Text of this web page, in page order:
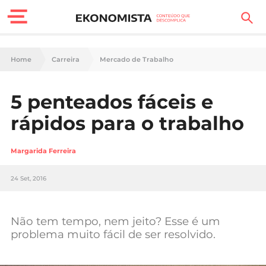
Finanças Pessoais
Carreira
Casa
Tecnologia
Home Carreira Mercado de Trabalho
5 penteados fáceis e
rápidos para o trabalho
Margarida Ferreira
24 Set, 2016
Não tem tempo, nem jeito? Esse é um
problema muito fácil de ser resolvido.